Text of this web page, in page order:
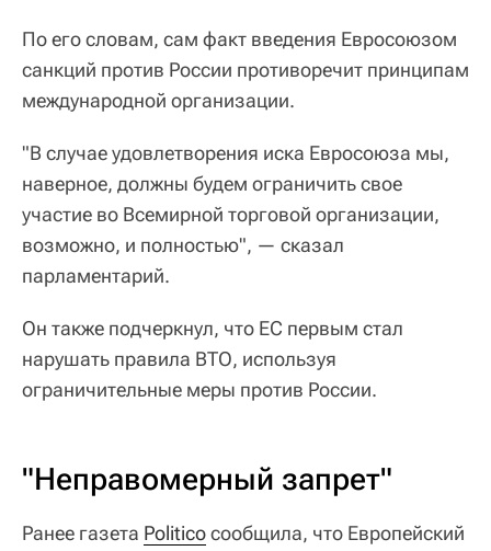
По его словам, сам факт введения Евросоюзом
санкций против России противоречит принципам
международной организации.
"В случае удовлетворения иска Евросоюза мы,
наверное, должны будем ограничить свое
участие во Всемирной торговой организации,
возможно, и полностью", — сказал
парламентарий.
Он также подчеркнул, что ЕС первым стал
нарушать правила ВТО, используя
ограничительные меры против России.
"Неправомерный запрет"
Ранее газета Politicoсообщила, что Европейский